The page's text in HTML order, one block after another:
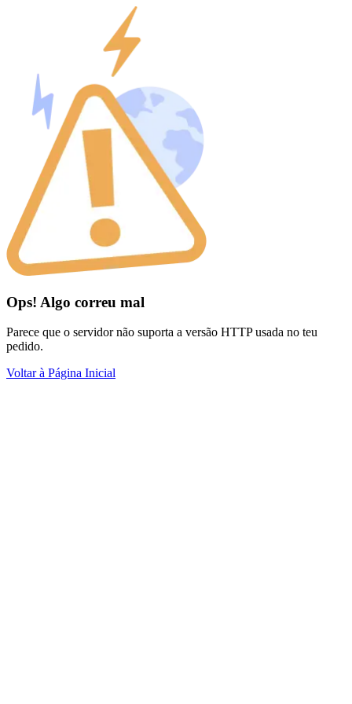
Ops! Algo correu mal
Parece que o servidor não suporta a versão HTTP usada no teu
pedido.
Voltar à Página Inicial